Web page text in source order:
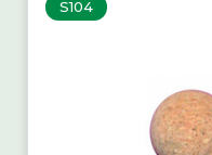
S104